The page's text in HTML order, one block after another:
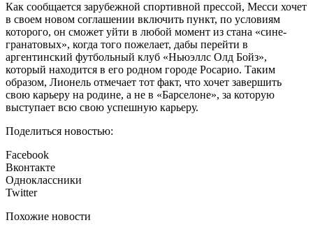
Как сообщается зарубежной спортивной прессой, Месси хочет
в своем новом соглашении включить пункт, по условиям
которого, он сможет уйти в любой момент из стана «сине-
гранатовых», когда того пожелает, дабы перейти в
аргентинский футбольный клуб «Ньюэллс Олд Бойз»,
который находится в его родном городе Росарио. Таким
образом, Лионель отмечает тот факт, что хочет завершить
свою карьеру на родине, а не в «Барселоне», за которую
выступает всю свою успешную карьеру.
Поделиться новостью:
Facebook
Вконтакте
Одноклассники
Twitter
Похожие новости